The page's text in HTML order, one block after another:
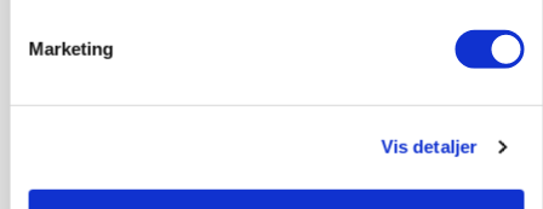
Marketing
Vis detaljer
4700, Næstved 03. aug.
Medarbejdere til griseproduktion